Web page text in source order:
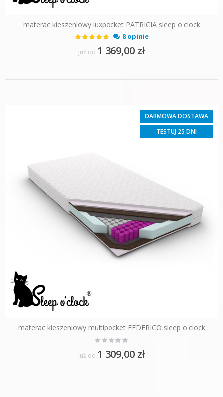
materac kieszeniowy luxpocket PATRICIA sleep o'clock
Ocena: 8 opinie
Już od 1 369,00 zł
DARMOWA DOSTAWA
TESTUJ 25 DNI
materac kieszeniowy multipocket FEDERICO sleep o'clock
Rating:
0%
Już od 1 309,00 zł